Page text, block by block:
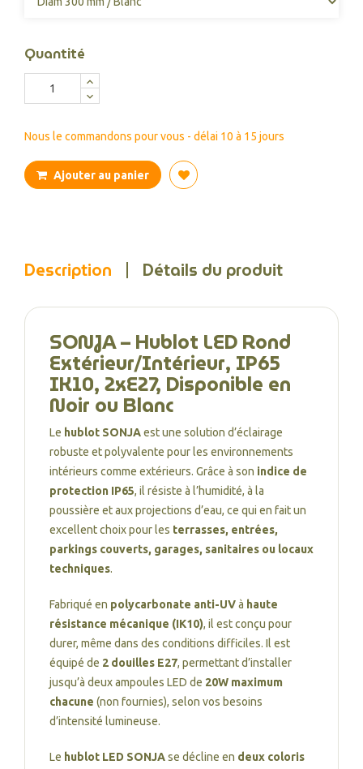
Quantité
Nous le commandons pour vous - délai 10 à 15 jours
Ajouter au panier
Description Détails du produit
SONJA – Hublot LED Rond
Extérieur/Intérieur, IP65
IK10, 2xE27, Disponible en
Noir ou Blanc
Le hublot SONJAest une solution d’éclairage
robuste et polyvalente pour les environnements
intérieurs comme extérieurs. Grâce à son indice de
protection IP65, il résiste à l’humidité, à la
poussière et aux projections d’eau, ce qui en fait un
excellent choix pour les terrasses, entrées,
parkings couverts, garages, sanitaires ou locaux
techniques.
Fabriqué en polycarbonate anti-UVà haute
résistance mécanique (IK10), il est conçu pour
durer, même dans des conditions difficiles. Il est
équipé de 2 douilles E27, permettant d’installer
jusqu’à deux ampoules LED de 20W maximum
chacune (non fournies), selon vos besoins
d’intensité lumineuse.
Le hublot LED SONJAse décline en deux coloris